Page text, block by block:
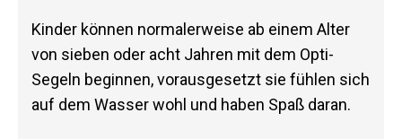
Kinder können normalerweise ab einem Alter
von sieben oder acht Jahren mit dem Opti-
Segeln beginnen, vorausgesetzt sie fühlen sich
auf dem Wasser wohl und haben Spaß daran.